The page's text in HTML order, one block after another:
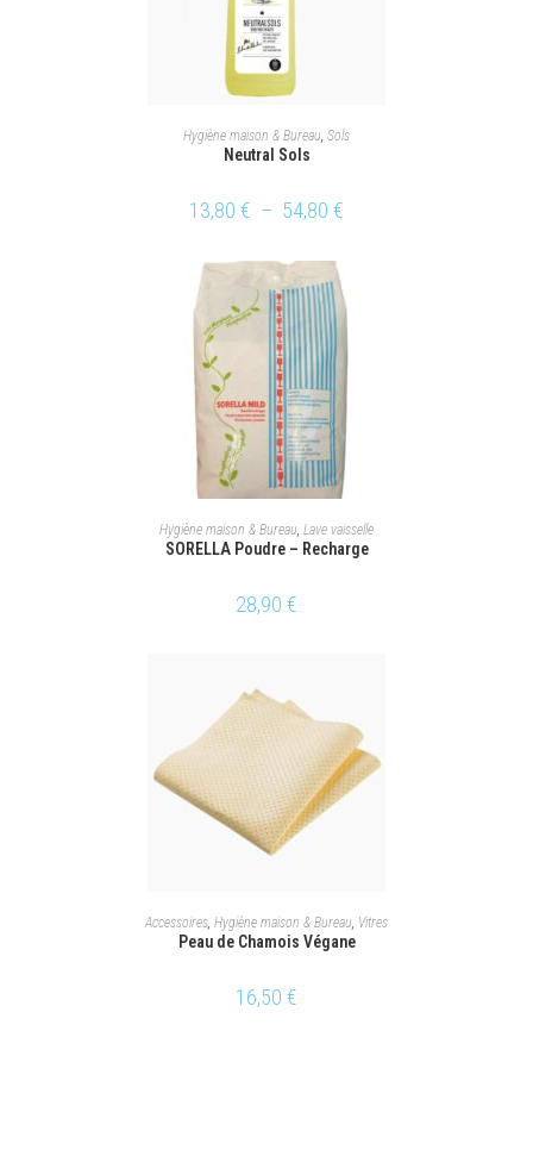
CHOIX DES OPTIONS
Hygiène maison & Bureau, Sols
Neutral Sols
13,80 € – 54,80 €
AJOUTER AU PANIER
Hygiène maison & Bureau Lave vaisselle
SORELLA Poudre – Recharge
28,90 €
AJOUTER AU PANIER
Accessoires, Hygiène maison & Bureau, Vitres
Peau de Chamois Végane
16,50 €